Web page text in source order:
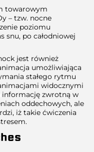
towarowym
– tzw. nocne
poziomu
snu, po całodniowej
jest również
umożliwiająca
stałego rytmu
widocznymi
informację zwrotną w
oddechowych, ale
iż takie ćwiczenia